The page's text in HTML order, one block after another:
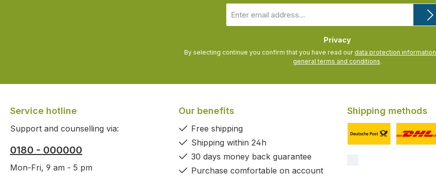
address
Privacy
By selecting continue you confirm that you have read our data protection information
general terms and conditions.
Service hotline
Support and counselling via:
0180 - 000000
Mon-Fri, 9 am - 5 pm
Our benefits
Free shipping
Shipping within 24h
30 days money back guarantee
Purchase comfortable on account
Shipping methods